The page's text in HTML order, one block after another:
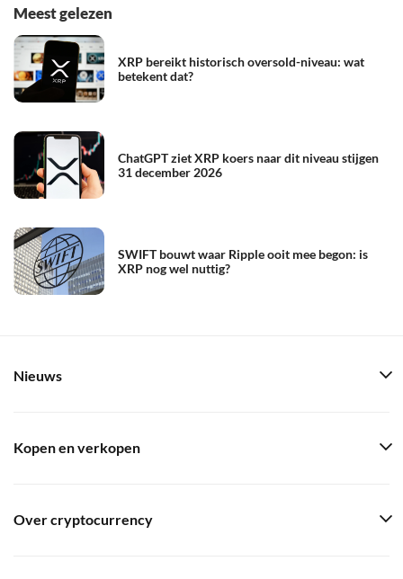
Meest gelezen
XRP bereikt historisch oversold-niveau: wat
betekent dat?
ChatGPT ziet XRP koers naar dit niveau stijgen
31 december 2026
SWIFT bouwt waar Ripple ooit mee begon: is
XRP nog wel nuttig?
Nieuws
Kopen en verkopen
Over cryptocurrency